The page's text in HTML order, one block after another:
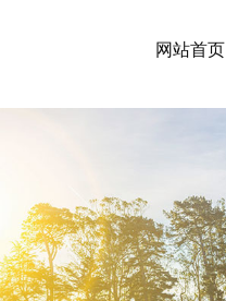
网站首页